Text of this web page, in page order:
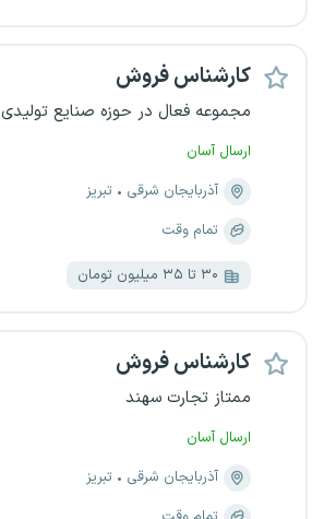
کارشناس فروش
مجموعه فعال در حوزه صنایع تولیدی
ارسال آسان
آذربایجان شرقی
تبریز
تمام وقت
۳۰ تا ۳۵ میلیون تومان
کارشناس فروش
ممتاز تجارت سهند
ارسال آسان
آذربایجان شرقی
تبریز